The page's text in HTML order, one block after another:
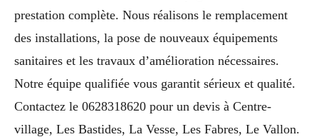
prestation complète. Nous réalisons le remplacement
des installations, la pose de nouveaux équipements
sanitaires et les travaux d’amélioration nécessaires.
Notre équipe qualifiée vous garantit sérieux et qualité.
Contactez le 0628318620 pour un devis à Centre-
village, Les Bastides, La Vesse, Les Fabres, Le Vallon.